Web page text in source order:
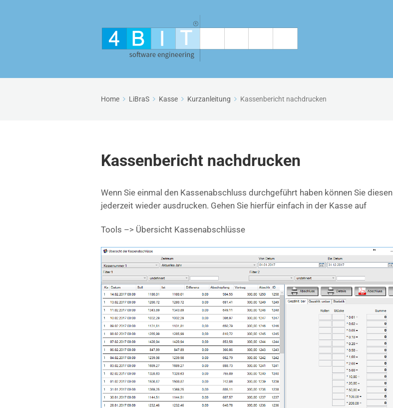
Home LiBraS Kasse Kurzanleitung Kassenbericht nachdrucken
Kassenbericht nachdrucken
Wenn Sie einmal den Kassenabschluss durchgeführt haben können Sie diesen
jederzeit wieder ausdrucken. Gehen Sie hierfür einfach in der Kasse auf
Tools –> Übersicht Kassenabschlüsse